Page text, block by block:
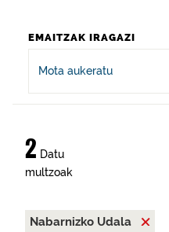
EMAITZAK IRAGAZI
Mota aukeratu
2 Datu
multzoak
Nabarnizko Udala